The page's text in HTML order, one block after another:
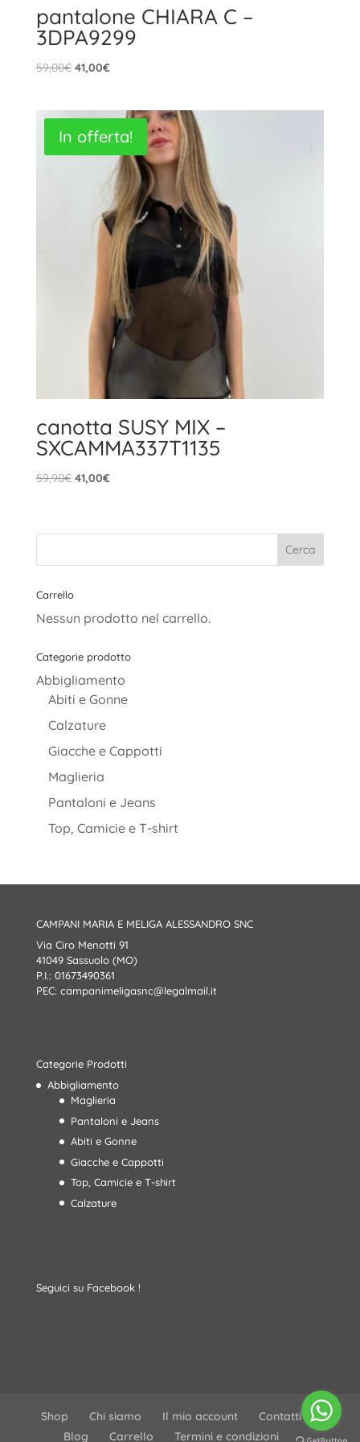
pantalone CHIARA C –
3DPA9299
59,00€ Il
era:
59,00€.
41,00€Il
è:
41,00€.
In offerta!
canotta SUSY MIX –
SXCAMMA337T1135
59,90€ Il
era:
41,00€Il
è:
Carrello
Nessun prodotto nel carrello.
Categorie prodotto
Abbigliamento
Abiti e Gonne
Calzature
Giacche e Cappotti
Maglieria
Pantaloni e Jeans
Top, Camicie e T-shirt
CAMPANI MARIA E MELIGA ALESSANDRO SNC
Via Ciro Menotti 91
41049 Sassuolo (MO)
P.I.: 01673490361
PEC: campanimeligasnc@legalmail.it
Categorie Prodotti
Abbigliamento
Maglieria
Pantaloni e Jeans
Abiti e Gonne
Giacche e Cappotti
Top, Camicie e T-shirt
Calzature
Seguici su Facebook !
Shop Chi siamo Il mio account
Contatti
Blog
Carrello Termini e condizioni